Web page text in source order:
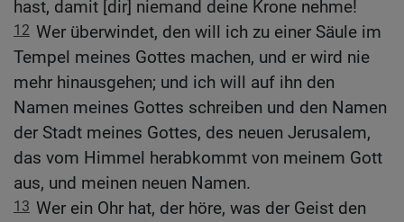
hast, damit [dir] niemand deine Krone nehme!
12 Wer überwindet, den will ich zu einer Säule im
Tempel meines Gottes machen, und er wird nie
mehr hinausgehen; und ich will auf ihn den
Namen meines Gottes schreiben und den Namen
der Stadt meines Gottes, des neuen Jerusalem,
das vom Himmel herabkommt von meinem Gott
aus, und meinen neuen Namen.
13 Wer ein Ohr hat, der höre, was der Geist den